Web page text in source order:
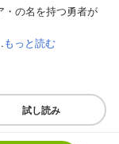
・の名を持つ勇者が
もっと読む
試し読み